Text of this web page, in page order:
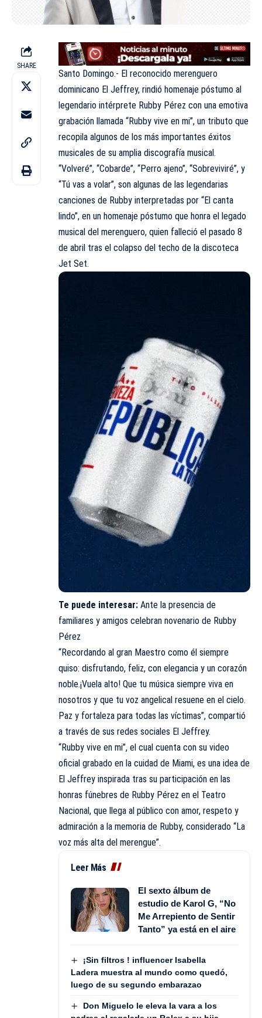
SHARE
Santo Domingo.- El reconocido merenguero
dominicano El Jeffrey, rindió homenaje póstumo al
legendario intérprete Rubby Pérez con una emotiva
grabación llamada “Rubby vive en mi”, un tributo que
recopila algunos de los más importantes éxitos
musicales de su amplia discografía musical.
“Volveré”, “Cobarde”, “Perro ajeno”, “Sobreviviré”, y
“Tú vas a volar”, son algunas de las legendarias
canciones de Rubby interpretadas por “El canta
lindo”, en un homenaje póstumo que honra el legado
musical del merenguero, quien falleció el pasado 8
de abril tras el colapso del techo de la discoteca
Jet Set.
Te puede interesar: Ante la presencia de
familiares y amigos celebran novenario de Rubby
Pérez
“Recordando al gran Maestro como él siempre
quiso: disfrutando, feliz, con elegancia y un corazón
noble.¡Vuela alto! Que tu música siempre viva en
nosotros y que tu voz angelical resuene en el cielo.
Paz y fortaleza para todas las víctimas”, compartió
a través de sus redes sociales El Jeffrey.
“Rubby vive en mi”, el cual cuenta con su video
oficial grabado en la cuidad de Miami, es una idea de
El Jeffrey inspirada tras su participación en las
honras fúnebres de Rubby Pérez en el Teatro
Nacional, que llega al público con amor, respeto y
admiración a la memoria de Rubby, considerado “La
voz más alta del merengue”.
Leer Más
El sexto álbum de
estudio de Karol G, “No
Me Arrepiento de Sentir
Tanto” ya está en el aire
¡Sin filtros ! influencer Isabella
Ladera muestra al mundo como quedó,
luego de su segundo embarazao
Don Miguelo le eleva la vara a los